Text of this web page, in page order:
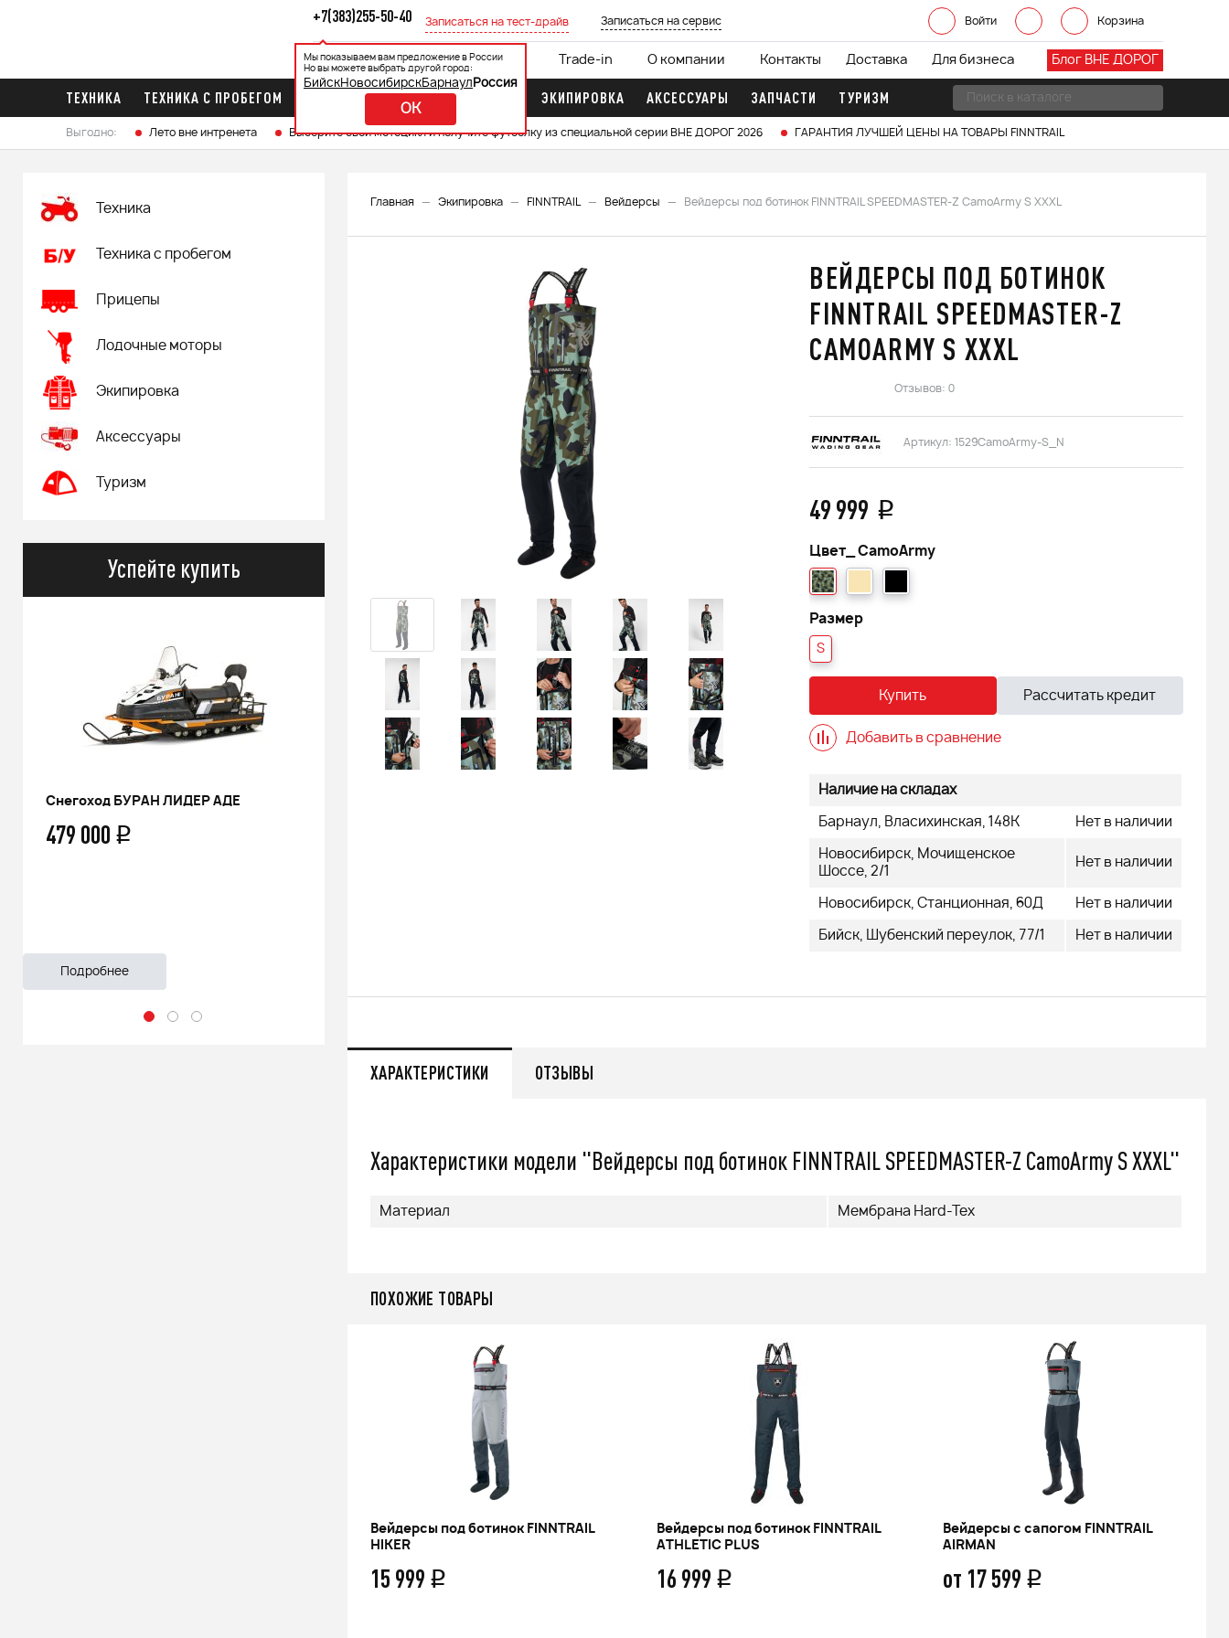
Войти Корзина
+7(383)255-50-40
Мы показываем вам предложение в России
Но вы можете выбрать другой город:
БийскНовосибирскБарнаул Россия
OK
Записаться на тест-драйв Записаться на сервис
Блог ВНЕ ДОРОГ
Каталог Акции Кредит 0% Trade-in О компании Контакты Доставка Для бизнеса
ТЕХНИКА ТЕХНИКА С ПРОБЕГОМ ЛОДОЧНЫЕ МОТОРЫ ЭКИПИРОВКА АКСЕССУАРЫ ЗАПЧАСТИ ТУРИЗМ
Выгодно: Лето вне интренета Выберите свой мотоцикл и получите футболку из специальной серии ВНЕ ДОРОГ 2026 ГАРАНТИЯ ЛУЧШЕЙ ЦЕНЫ НА ТОВАРЫ FINNTRAIL
Главная Экипировка FINNTRAIL Вейдерсы Вейдерсы под ботинок FINNTRAIL SPEEDMASTER-Z CamoArmy S XXXL
Техника
Техника с пробегом
Прицепы
Лодочные моторы
Экипировка
Аксессуары
Туризм
Успейте купить
Снегоход БУРАН ЛИДЕР АДЕ
479 000 q
Подробнее
479 000
ВЕЙДЕРСЫ ПОД БОТИНОК
FINNTRAIL SPEEDMASTER-Z
CAMOARMY S XXXL
Отзывов: 0
Артикул: 1529CamoArmy-S_N
49 999 q
Цвет_ CamoArmy
Размер
S
Купить Рассчитать кредит
Добавить в сравнение
Наличие на складах
Барнаул, Власихинская, 148К Нет в наличии
Новосибирск, Мочищенское
Шоссе, 2/1
Нет в наличии
Новосибирск, Станционная, 60Д Нет в наличии
Бийск, Шубенский переулок, 77/1 Нет в наличии
ХАРАКТЕРИСТИКИ ОТЗЫВЫ
Характеристики модели "Вейдерсы под ботинок FINNTRAIL SPEEDMASTER-Z CamoArmy S XXXL"
Материал Мембрана Hard-Tex
ПОХОЖИЕ ТОВАРЫ
Вейдерсы под ботинок FINNTRAIL
HIKER
15 999 q
Вейдерсы под ботинок FINNTRAIL
ATHLETIC PLUS
16 999 q
Вейдерсы с сапогом FINNTRAIL
AIRMAN
от 17 599 q